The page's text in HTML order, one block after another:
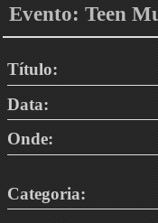
Evento: Teen
Título:
Data:
Onde:
Categoria: